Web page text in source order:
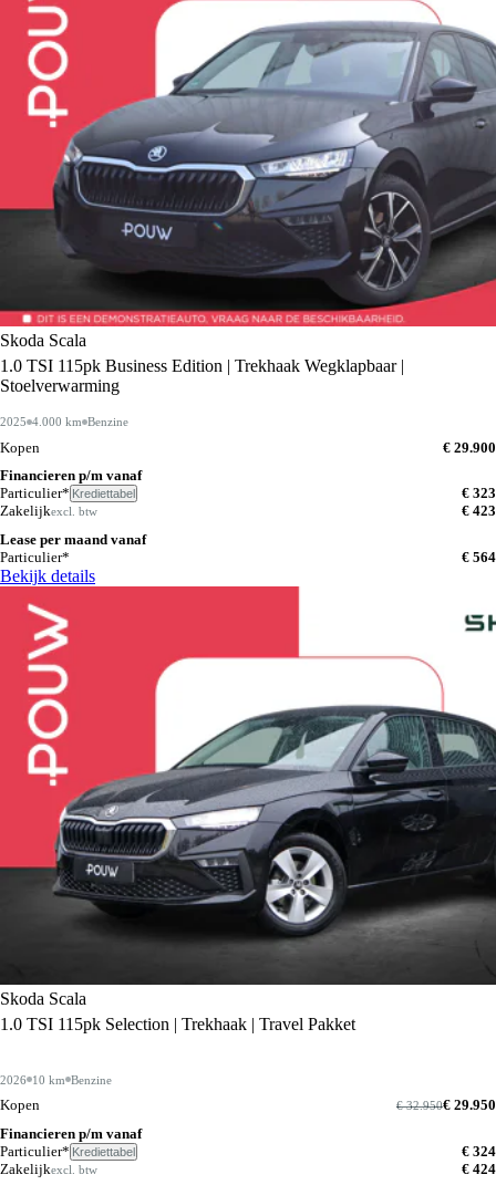
Skoda Scala
1.0 TSI 115pk Business Edition | Trekhaak Wegklapbaar |
Stoelverwarming
2025 4.000 km Benzine
Kopen
€ 29.900
Financieren p/m vanaf
Particulier* Krediettabel
€ 323
Zakelijkexcl. btw
€ 423
Lease per maand vanaf
Particulier*
€ 564
Bekijk details
Skoda Scala
1.0 TSI 115pk Selection | Trekhaak | Travel Pakket
2026 10 km Benzine
Kopen € 29.950
€ 32.950
Financieren p/m vanaf
Particulier* Krediettabel
€ 324
Zakelijkexcl. btw
€ 424